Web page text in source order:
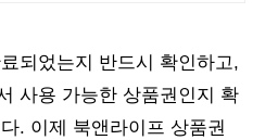
되었는지 반드시 확인하고,
사용 가능한 상품권인지 확
. 이제 북앤라이프 상품권